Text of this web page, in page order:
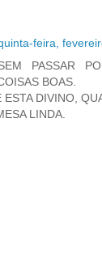
feira,
PASSAR
BOAS.
DIVINO,
LINDA.